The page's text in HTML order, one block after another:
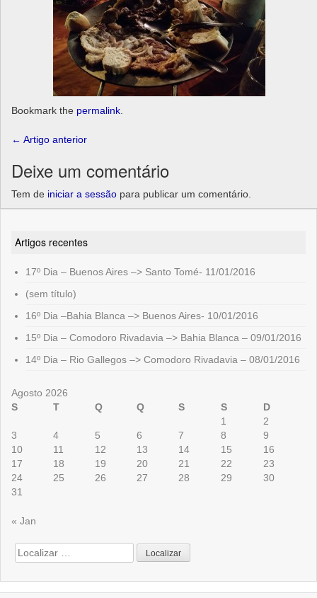
Bookmark the permalink
Post
navigation
← Artigo anterior
Deixe um comentário
Tem de iniciar a sessão para publicar um comentário.
Artigos recentes
17º Dia – Buenos Aires –> Santo Tomé- 11/01/2016
(sem título)
16º Dia –Bahia Blanca –> Buenos Aires- 10/01/2016
15º Dia – Comodoro Rivadavia –> Bahia Blanca – 09/01/2016
14º Dia – Rio Gallegos –> Comodoro Rivadavia – 08/01/2016
Agosto 2026
S
T Q Q S S
D
1
2
3
4 5 6 7 8
9
10
11 12 13 14 15
16
17
18 19 20 21 22
23
24
25 26 27 28 29
30
31
« Jan
Search
for: